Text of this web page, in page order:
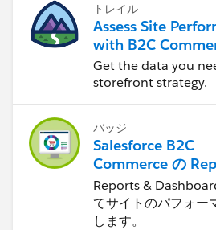
トレイル
Assess Site
with B2C
Reports &
Get the data you
storefront strategy.
バッジ
Salesforce B2C
Commerce の
Dashboards
Reports &
てサイトのパフォー
します。